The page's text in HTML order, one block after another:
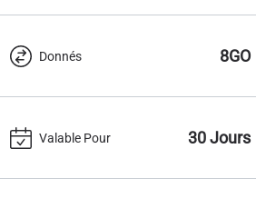
Donnés 8GO
Valable Pour 30 Jours